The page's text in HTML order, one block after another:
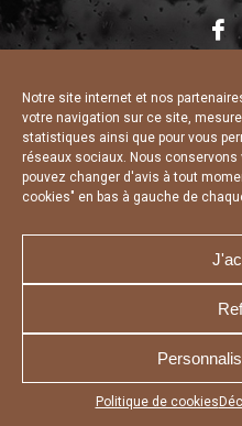
Notre site internet et nos
votre navigation sur ce site,
statistiques ainsi que pour vous
réseaux sociaux. Nous
pouvez changer d'avis à tout
cookies" en bas à gauche de
Politique de cookies
Appuyez sur le bouton partager
CHARTE DE CONFIDENTIALITÉ
POLITIQUE
RÉALISÉ PAR